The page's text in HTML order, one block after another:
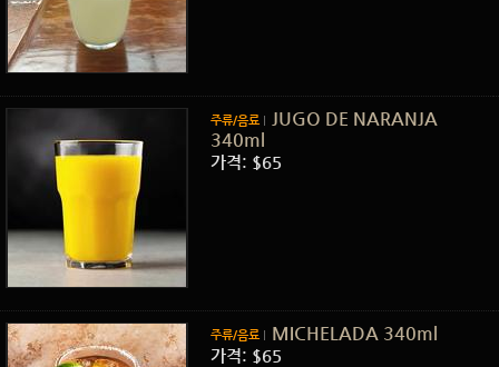
주류/음료
JUGO DE NARANJA
340ml
가격: $65
주류/음료 MICHELADA 340ml
가격: $65